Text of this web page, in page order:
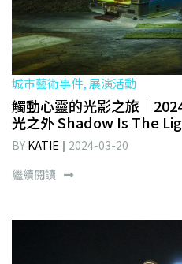
城市藝術事件, 展演活動
觸動心靈的光影之旅｜
光之外 Shadow Is The
BY KATIE
2024-03-20
繼續閱讀